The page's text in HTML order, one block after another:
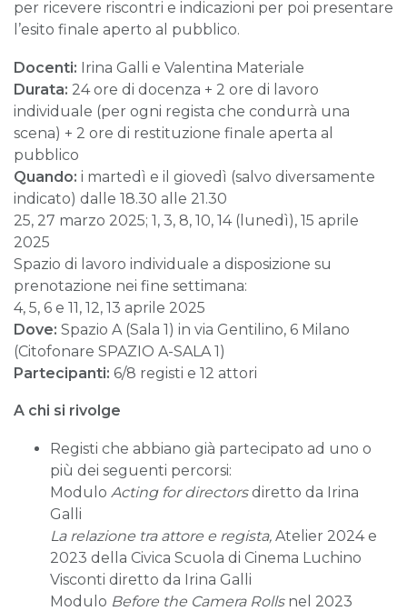
per ricevere riscontri e indicazioni per poi presentare
l’esito finale aperto al pubblico.
Docenti: Irina Galli e Valentina Materiale
Durata: 24 ore di docenza + 2 ore di lavoro
individuale (per ogni regista che condurrà una
scena) + 2 ore di restituzione finale aperta al
pubblico
Quando: i martedì e il giovedì (salvo diversamente
indicato) dalle 18.30 alle 21.30
25, 27 marzo 2025; 1, 3, 8, 10, 14 (lunedì), 15 aprile
2025
Spazio di lavoro individuale a disposizione su
prenotazione nei fine settimana:
4, 5, 6 e 11, 12, 13 aprile 2025
Dove: Spazio A (Sala 1) in via Gentilino, 6 Milano
(Citofonare SPAZIO A-SALA 1)
Partecipanti: 6/8 registi e 12 attori
A chi si rivolge
Registi che abbiano già partecipato ad uno o
più dei seguenti percorsi:
Modulo Acting for directorsdiretto da Irina
Galli
La relazione tra attore e regista, Atelier 2024 e
2023 della Civica Scuola di Cinema Luchino
Visconti diretto da Irina Galli
Modulo Before the Camera Rollsnel 2023